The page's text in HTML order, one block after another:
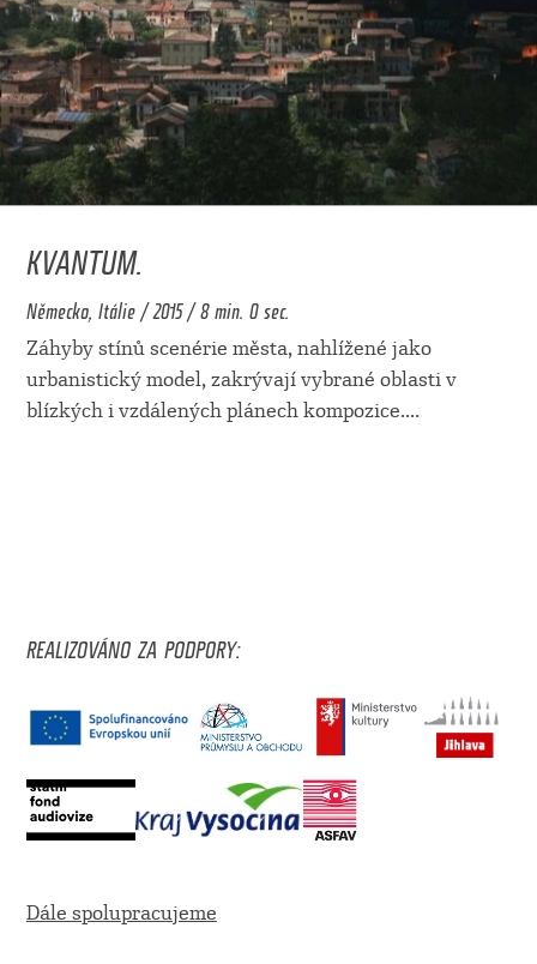
KVANTUM.
Německo, Itálie / 2015 / 8 min. 0 sec.
Záhyby stínů scenérie města, nahlížené jako
urbanistický model, zakrývají vybrané oblasti v
blízkých i vzdálených plánech kompozice....
REALIZOVÁNO ZA PODPORY:
Dále spolupracujeme